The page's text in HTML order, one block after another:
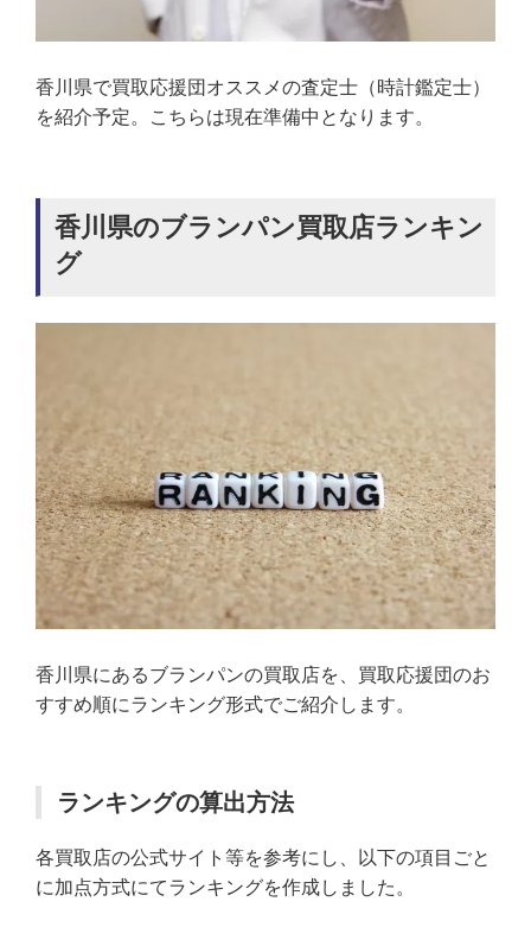
香川県で買取応援団オススメの査定士（時計鑑定士）
を紹介予定。こちらは現在準備中となります。
香川県のブランパン買取店ランキン
グ
香川県にあるブランパンの買取店を、買取応援団のお
すすめ順にランキング形式でご紹介します。
ランキングの算出方法
各買取店の公式サイト等を参考にし、以下の項目ごと
に加点方式にてランキングを作成しました。